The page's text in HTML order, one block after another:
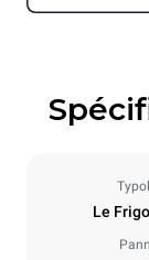
Le